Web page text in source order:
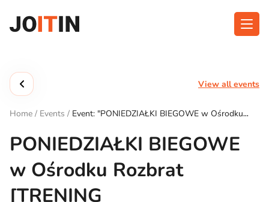
content
Get the App:
View all events
Home / Events / Event: "PONIEDZIAŁKI BIEGOWE w Ośrodku
PONIEDZIAŁKI BIEGOWE
w Ośrodku Rozbrat
[TRENING